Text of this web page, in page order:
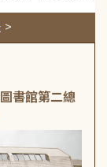
>
書館第二總